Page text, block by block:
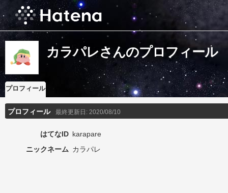
カラパレさんのプロフィール
プロフィール
プロフィール 最終更新日: 2020/08/10
はてなID karapare
ニックネーム カラパレ